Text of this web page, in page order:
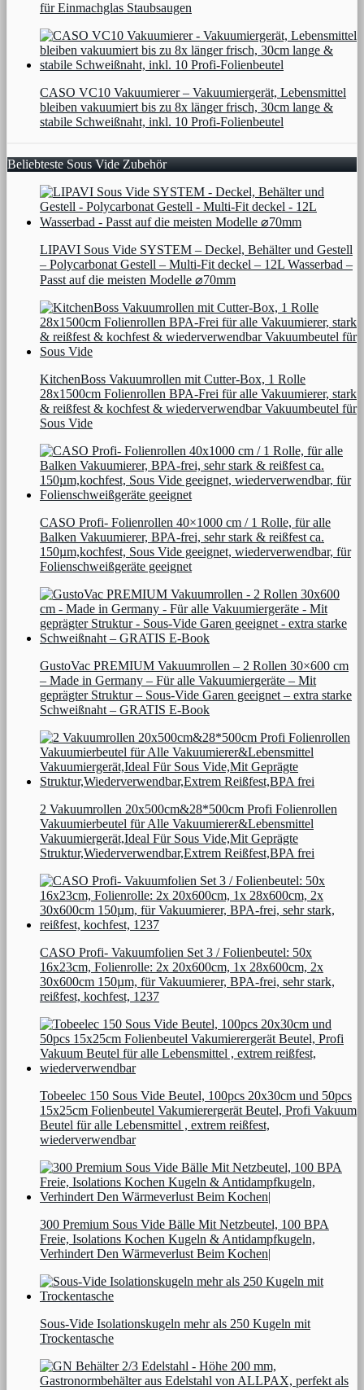
für Einmachglas Staubsaugen
CASO VC10 Vakuumierer – Vakuumiergerät, Lebensmittel
bleiben vakuumiert bis zu 8x länger frisch, 30cm lange &
stabile Schweißnaht, inkl. 10 Profi-Folienbeutel
Beliebteste Sous Vide Zubehör
LIPAVI Sous Vide SYSTEM – Deckel, Behälter und Gestell
– Polycarbonat Gestell – Multi-Fit deckel – 12L Wasserbad –
Passt auf die meisten Modelle ⌀70mm
KitchenBoss Vakuumrollen mit Cutter-Box, 1 Rolle
28x1500cm Folienrollen BPA-Frei für alle Vakuumierer, stark
& reißfest & kochfest & wiederverwendbar Vakuumbeutel für
Sous Vide
CASO Profi- Folienrollen 40×1000 cm / 1 Rolle, für alle
Balken Vakuumierer, BPA-frei, sehr stark & reißfest ca.
150µm,kochfest, Sous Vide geeignet, wiederverwendbar, für
Folienschweißgeräte geeignet
GustoVac PREMIUM Vakuumrollen – 2 Rollen 30×600 cm
– Made in Germany – Für alle Vakuumiergeräte – Mit
geprägter Struktur – Sous-Vide Garen geeignet – extra starke
Schweißnaht – GRATIS E-Book
2 Vakuumrollen 20x500cm&28*500cm Profi Folienrollen
Vakuumierbeutel für Alle Vakuumierer&Lebensmittel
Vakuumiergerät,Ideal Für Sous Vide,Mit Geprägte
Struktur,Wiederverwendbar,Extrem Reißfest,BPA frei
CASO Profi- Vakuumfolien Set 3 / Folienbeutel: 50x
16x23cm, Folienrolle: 2x 20x600cm, 1x 28x600cm, 2x
30x600cm 150µm, für Vakuumierer, BPA-frei, sehr stark,
reißfest, kochfest, 1237
Tobeelec 150 Sous Vide Beutel, 100pcs 20x30cm und 50pcs
15x25cm Folienbeutel Vakumierergerät Beutel, Profi Vakuum
Beutel für alle Lebensmittel , extrem reißfest,
wiederverwendbar
300 Premium Sous Vide Bälle Mit Netzbeutel, 100 BPA
Freie, Isolations Kochen Kugeln & Antidampfkugeln,
Verhindert Den Wärmeverlust Beim Kochen|
Sous-Vide Isolationskugeln mehr als 250 Kugeln mit
Trockentasche